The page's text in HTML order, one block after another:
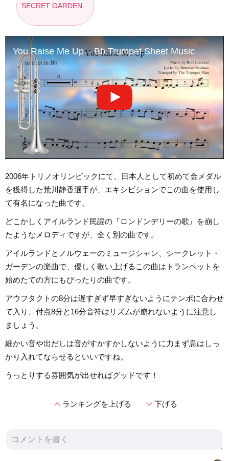
SECRET GARDEN
You Raise Me Up – Bb Trumpet Sheet Music
2006年トリノオリンピックにて、日本人として初めて金メダル
を獲得した荒川静香選手が、エキシビションでこの曲を使用し
て有名になった曲です。
どこかしくアイルランド民謡の『ロンドンデリーの歌』を崩し
たようなメロディですが、全く別の曲です。
アイルランドとノルウェーのミュージシャン、シークレット・
ガーデンの楽曲で、優しく歌い上げるこの曲はトランペットを
始めたての方にもぴったりの曲です。
アウフタクトの8分は遅すぎず早すぎないようにテンポに合わせ
て入り、付点8分と16分音符はリズムが崩れないように注意し
ましょう。
細かい音や出だしは音がすかすかしないように力まず息はしっ
かり入れてならせるといいですね。
うっとりする雰囲気が出せればグッドです！
expand_lessランキングを上げる expand_more下げる